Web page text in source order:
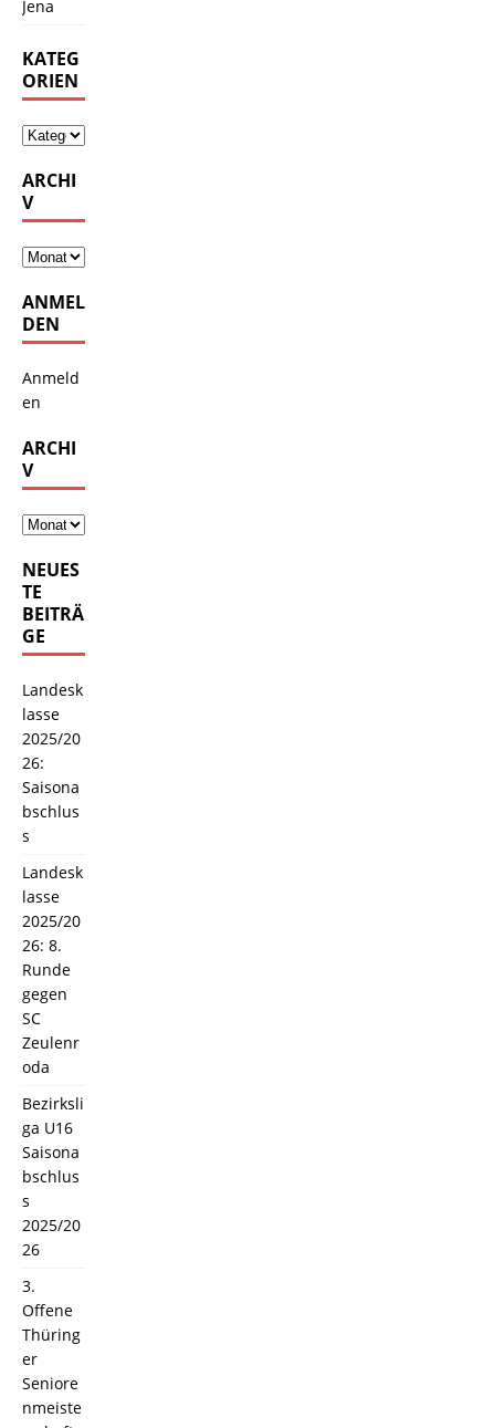
Jena
KATEG
ORIEN
ARCHI
V
ANMEL
DEN
Anmeld
en
ARCHI
V
NEUES
TE
BEITRÄ
GE
Landesk
lasse
2025/20
26:
Saisona
bschlus
s
Landesk
lasse
2025/20
26: 8.
Runde
gegen
SC
Zeulenr
oda
Bezirksli
ga U16
Saisona
bschlus
s
2025/20
26
3.
Offene
Thüring
er
Seniore
nmeiste